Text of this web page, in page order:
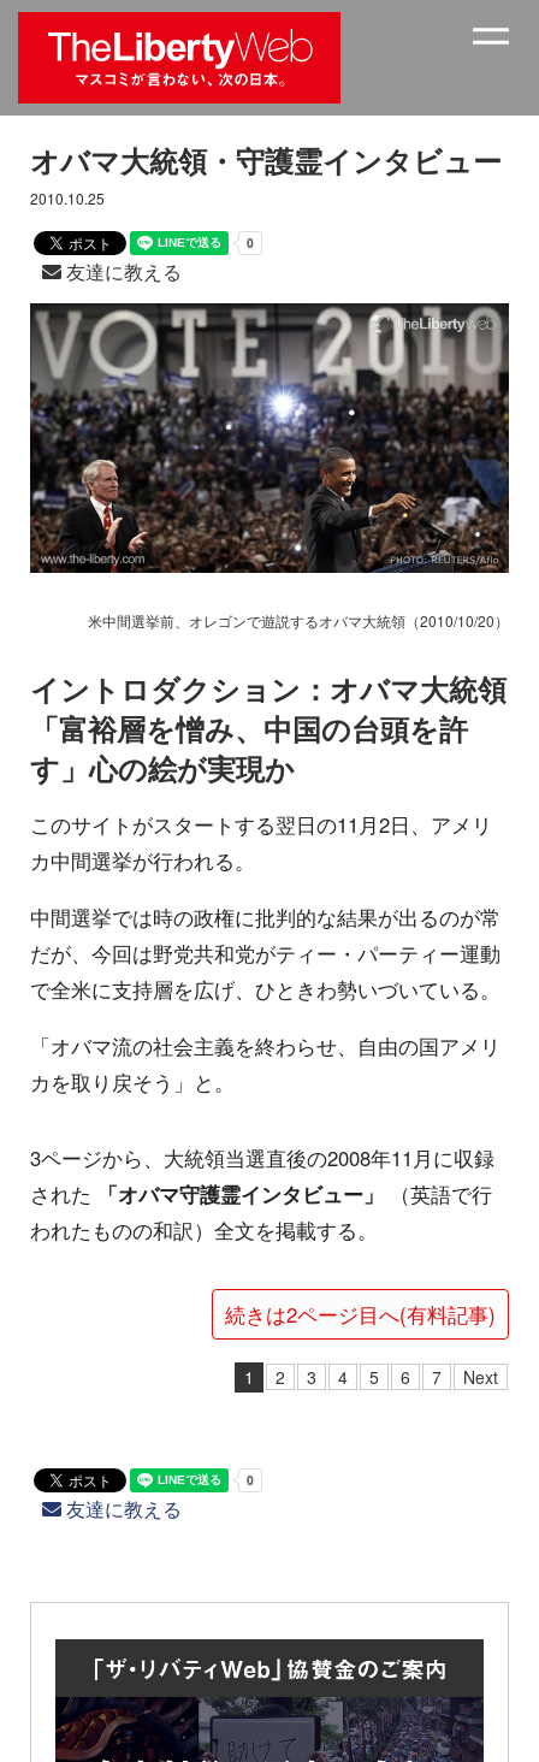
オバマ大統領・守護霊インタビュー
2010.10.25
友達に教える
米中間選挙前、オレゴンで遊説するオバマ大統領（2010/10/20）
イントロダクション：オバマ大統領
「富裕層を憎み、中国の台頭を許
す」心の絵が実現か
このサイトがスタートする翌日の11月2日、アメリ
カ中間選挙が行われる。
中間選挙では時の政権に批判的な結果が出るのが常
だが、今回は野党共和党がティー・パーティー運動
で全米に支持層を広げ、ひときわ勢いづいている。
「オバマ流の社会主義を終わらせ、自由の国アメリ
カを取り戻そう」と。
3ページから、大統領当選直後の2008年11月に収録
された
「オバマ守護霊インタビュー」
（英語で行
われたものの和訳）全文を掲載する。
続きは2ページ目へ(有料記事)
1 2 3 4 5 6 7 Next
友達に教える